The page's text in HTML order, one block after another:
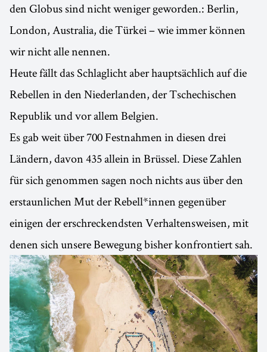
den Globus sind nicht weniger geworden.: Berlin,
London, Australia, die Türkei – wie immer können
wir nicht alle nennen.
Heute fällt das Schlaglicht aber hauptsächlich auf die
Rebellen in den Niederlanden, der Tschechischen
Republik und vor allem Belgien.
Es gab weit über 700 Festnahmen in diesen drei
Ländern, davon 435 allein in Brüssel. Diese Zahlen
für sich genommen sagen noch nichts aus über den
erstaunlichen Mut der Rebell*innen gegenüber
einigen der erschreckendsten Verhaltensweisen, mit
denen sich unsere Bewegung bisher konfrontiert sah.